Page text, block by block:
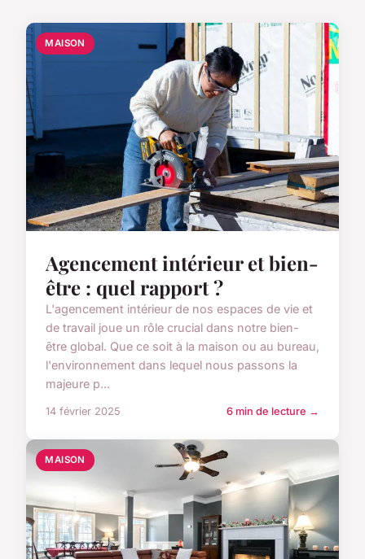
MAISON
Agencement intérieur et bien-
être : quel rapport ?
L'agencement intérieur de nos espaces de vie et
de travail joue un rôle crucial dans notre bien-
être global. Que ce soit à la maison ou au bureau,
l'environnement dans lequel nous passons la
majeure p...
14 février 2025 6 min de lecture →
MAISON